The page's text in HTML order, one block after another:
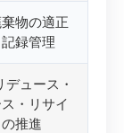
物の適正
録管理
デュース・
・リサイ
推進